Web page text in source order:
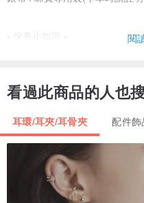
▪ 保養小知識 ▪
產地/製造方式
閱
看過此商品的人也
耳環/耳夾/耳骨夾 配件飾